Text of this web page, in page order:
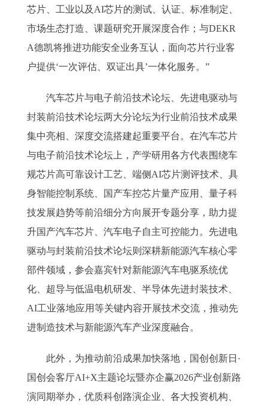
芯片、工业以及AI芯片的测试、认证、标准制定、
市场生态打造、课题研究开展深度合作；与DEKR
A德凯将推进功能安全业务互认，面向芯片行业客
户提供‘一次评估、双证出具’一体化服务。”
汽车芯片与电子前沿技术论坛、先进电驱动与
封装前沿技术论坛两大分论坛为行业前沿技术成果
集中亮相、深度交流搭建起重要平台。在汽车芯片
与电子前沿技术论坛上，产学研用各方代表围绕车
规芯片高可靠设计工艺、端侧AI芯片测评技术、具
身智能控制系统、国产车控芯片量产应用、量子科
技发展趋势等前沿细分方向展开专题分享，助力提
升国产汽车芯片、汽车电子自主可控能力。先进电
驱动与封装前沿技术论坛则深耕新能源汽车核心零
部件领域，参会嘉宾针对新能源汽车电驱系统优
化、超导与低温电机研发、半导体先进封装技术、
AI工业落地应用等关键内容开展技术交流，推动先
进制造技术与新能源汽车产业深度融合。
此外，为推动前沿成果加快落地，国创创新日·
国创会客厅AI+X主题论坛暨亦企赢2026产业创新路
演同期举办，优质科创路演企业、各大投资机构、